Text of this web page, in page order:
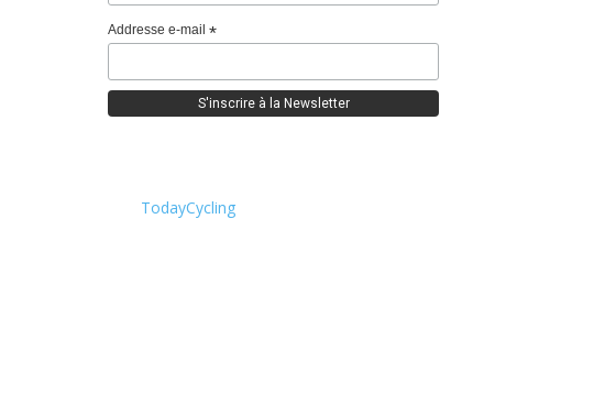
Addresse e-mail *
TodayCycling